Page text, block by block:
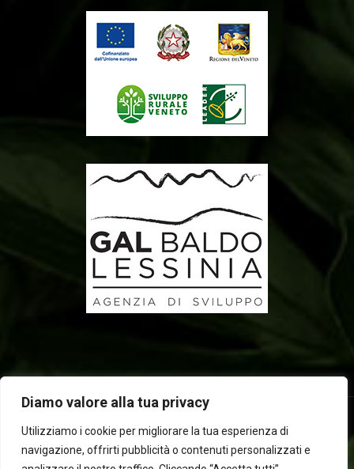
Diamo valore alla tua privacy
Utilizziamo i cookie per migliorare la tua esperienza di
navigazione, offrirti pubblicità o contenuti personalizzati e
2025 © Laboratorio d'erbe Sauro - P.IVA 05049760233. Tutti i